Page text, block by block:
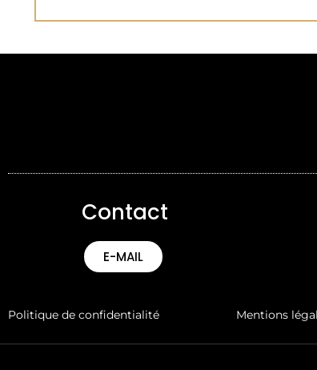
Contact
E-MAIL
Politique de confidentialité Mentions